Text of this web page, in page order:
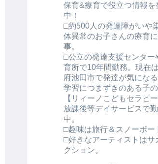
保育&療育で役立つ情報を
中！
□約500人の発達障がいや
体異常のお子さんの療育
事。
□公立の発達支援センター
育所で10年間勤務。現在
府池田市で発達が気になる
学習につまずきのある子
【リィーノこどもセラピ
放課後等デイサービスで
中。
□趣味は旅行＆スノーボー
□好きなアーティストはサ
クション。